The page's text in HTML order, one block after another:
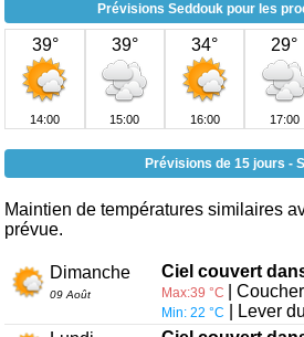
Prévisions Seddouk pour les
39°
14:00
39°
15:00
34°
16:00
29°
17:00
Prévisions de 15 jours -
Maintien de températures similaires
prévue.
Dimanche
09 Août
Ciel couvert
Max:39 °C |
Min: 22 °C
| Lever